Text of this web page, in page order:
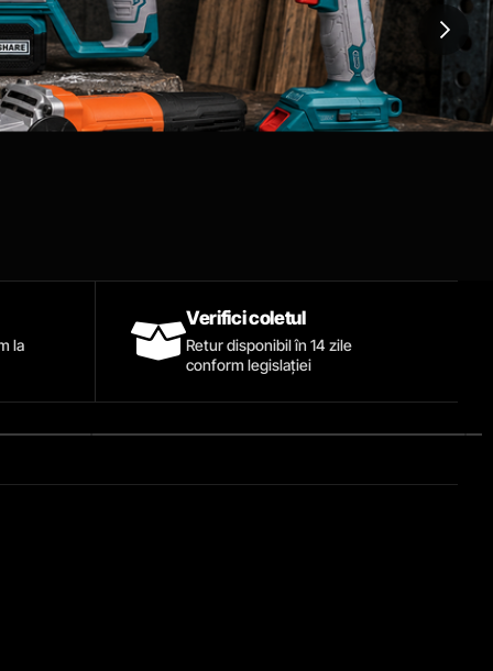
la
Verifici coletul
Retur disponibil în 14 zile
conform legislației